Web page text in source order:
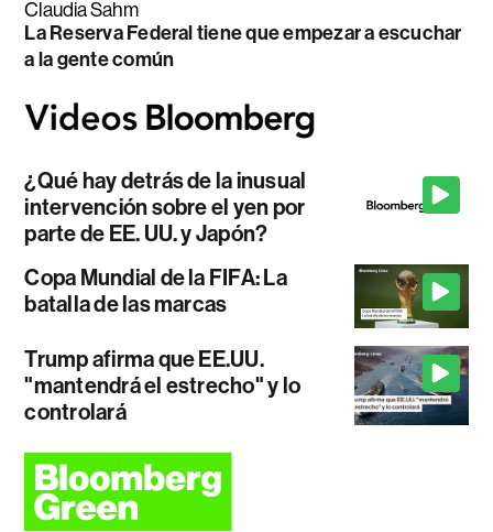
Claudia Sahm
La Reserva Federal tiene que empezar a escuchar
a la gente común
¿Qué hay detrás de la inusual
intervención sobre el yen por
parte de EE. UU. y Japón?
Copa Mundial de la FIFA: La
batalla de las marcas
Trump afirma que EE.UU.
"mantendrá el estrecho" y lo
controlará